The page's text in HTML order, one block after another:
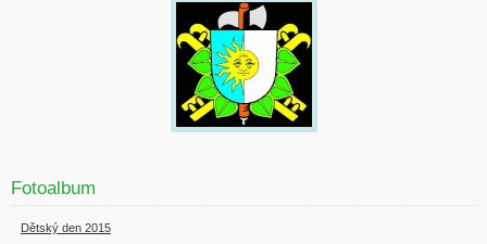
Fotoalbum
Dětský den 2015